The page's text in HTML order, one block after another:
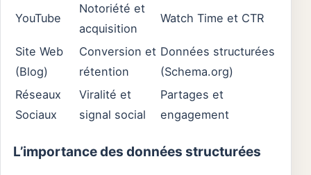
YouTube
Notoriété et
acquisition
Watch Time et CTR
Site Web
(Blog)
Conversion et
rétention
Données structurées
(Schema.org)
Réseaux
Sociaux
Viralité et
signal social
Partages et
engagement
L’importance des données structurées